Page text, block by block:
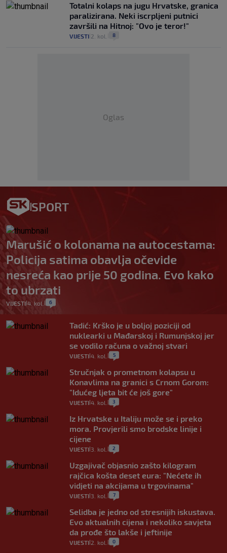
Totalni kolaps na jugu Hrvatske, granica
paralizirana. Neki iscrpljeni putnici
završili na Hitnoj: "Ovo je teror!"
VIJESTI 2. kol. 8
Oglas
SPORT
Marušić o kolonama na autocestama:
Policija satima obavlja očevide
nesreća kao prije 50 godina. Evo kako
to ubrzati
VIJESTI 4. kol. 6
Tadić: Krško je u boljoj poziciji od
nuklearki u Mađarskoj i Rumunjskoj jer
se vodilo računa o važnoj stvari
VIJESTI 4. kol. 5
Stručnjak o prometnom kolapsu u
Konavlima na granici s Crnom Gorom:
"Idućeg ljeta bit će još gore"
VIJESTI 4. kol. 3
Iz Hrvatske u Italiju može se i preko
mora. Provjerili smo brodske linije i
cijene
VIJESTI 3. kol. 2
Uzgajivač objasnio zašto kilogram
rajčica košta deset eura: "Nećete ih
vidjeti na akcijama u trgovinama"
VIJESTI 3. kol. 7
Selidba je jedno od stresnijih iskustava.
Evo aktualnih cijena i nekoliko savjeta
da prođe što lakše i jeftinije
VIJESTI 2. kol. 0